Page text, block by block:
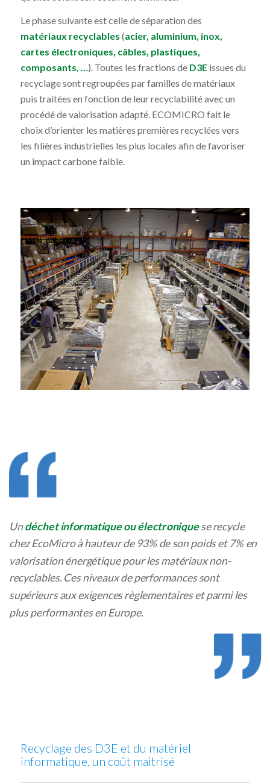
Le phase suivante est celle de séparation des
matériaux recyclables (acier, aluminium, inox,
cartes électroniques, câbles, plastiques,
composants, …). Toutes les fractions de D3Eissues du
recyclage sont regroupées par familles de matériaux
puis traitées en fonction de leur recyclabilité avec un
procédé de valorisation adapté. ECOMICRO fait le
choix d’orienter les matières premières recyclées vers
les filières industrielles les plus locales afin de favoriser
un impact carbone faible.
Undéchet informatique ou électroniquese recycle
chez EcoMicro à hauteur de 93% de son poids et 7% en
valorisation énergétique pour les matériaux non-
recyclables. Ces niveaux de performances sont
supérieurs aux exigences règlementaires et parmi les
plus performantes en Europe.
Recyclage des D3E et du matériel
informatique, un coût maitrisé